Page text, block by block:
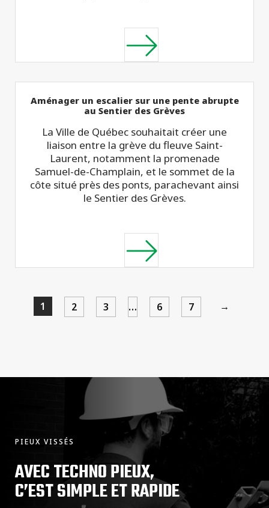
Aménager un escalier sur une pente abrupte
au Sentier des Grèves
La Ville de Québec souhaitait créer une
liaison entre la grève du fleuve Saint-
Laurent, notamment la promenade
Samuel-de-Champlain, et le sommet de la
côte situé près des ponts, parachevant ainsi
le Sentier des Grèves.
1 2 3 … 6 7 →
PIEUX VISSÉS
AVEC TECHNO PIEUX,
C’EST SIMPLE ET RAPIDE